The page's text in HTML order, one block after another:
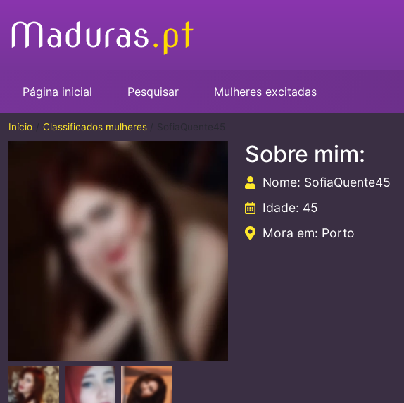
Página inicial Pesquisar Mulheres excitadas
Início Classificados mulheres
Sobre mim:
Nome: SofiaQuente45
Idade: 45
Mora em: Porto